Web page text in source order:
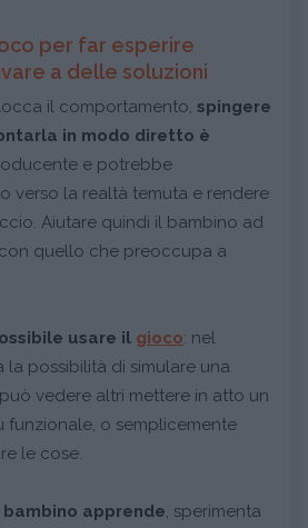
per far esperire
a delle soluzioni
il comportamento, spingere
in modo diretto è
e potrebbe
verso la realtà temuta e rendere
Aiutare quindi il bambino ad
quello che preoccupa a
usare il gioco: nel
possibilità di simulare una
vedere altri mettere in atto un
funzionale, o semplicemente
le cose.
apprende, sperimenta